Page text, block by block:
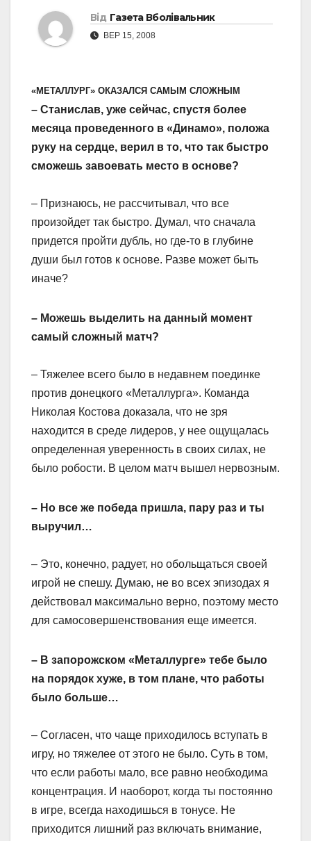
Від Газета Вболівальник
ВЕР 15, 2008
«МЕТАЛЛУРГ» ОКАЗАЛСЯ САМЫМ СЛОЖНЫМ
– Станислав, уже сейчас, спустя более
месяца проведенного в «Динамо», положа
руку на сердце, верил в то, что так быстро
сможешь завоевать место в основе?
– Признаюсь, не рассчитывал, что все
произойдет так быстро. Думал, что сначала
придется пройти дубль, но где-то в глубине
души был готов к основе. Разве может быть
иначе?
– Можешь выделить на данный момент
самый сложный матч?
– Тяжелее всего было в недавнем поединке
против донецкого «Металлурга». Команда
Николая Костова доказала, что не зря
находится в среде лидеров, у нее ощущалась
определенная уверенность в своих силах, не
было робости. В целом матч вышел нервозным.
– Но все же победа пришла, пару раз и ты
выручил…
– Это, конечно, радует, но обольщаться своей
игрой не спешу. Думаю, не во всех эпизодах я
действовал максимально верно, поэтому место
для самосовершенствования еще имеется.
– В запорожском «Металлурге» тебе было
на порядок хуже, в том плане, что работы
было больше…
– Согласен, что чаще приходилось вступать в
игру, но тяжелее от этого не было. Суть в том,
что если работы мало, все равно необходима
концентрация. И наоборот, когда ты постоянно
в игре, всегда находишься в тонусе. Не
приходится лишний раз включать внимание,